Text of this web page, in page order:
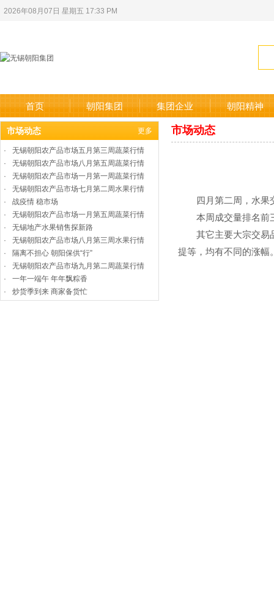
2026年08月07日 星期五 17:33 PM
首页 朝阳集团 集团企业 朝阳精神
市场动态
更多
·
无锡朝阳农产品市场五月第三周蔬菜行情
·
无锡朝阳农产品市场八月第五周蔬菜行情
·
无锡朝阳农产品市场一月第一周蔬菜行情
·
无锡朝阳农产品市场七月第二周水果行情
·
战疫情 稳市场
·
无锡朝阳农产品市场一月第五周蔬菜行情
·
无锡地产水果销售探新路
·
无锡朝阳农产品市场八月第三周水果行情
·
隔离不担心 朝阳保供“行”
·
无锡朝阳农产品市场九月第二周蔬菜行情
·
一年一端午 年年飘粽香
·
炒货季到来 商家备货忙
市场动态
四月第二周，水果
本周成交量排名前
其它主要大宗交易品
提等，均有不同的涨幅